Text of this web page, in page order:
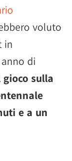
voluto
in
di
sulla
e a un